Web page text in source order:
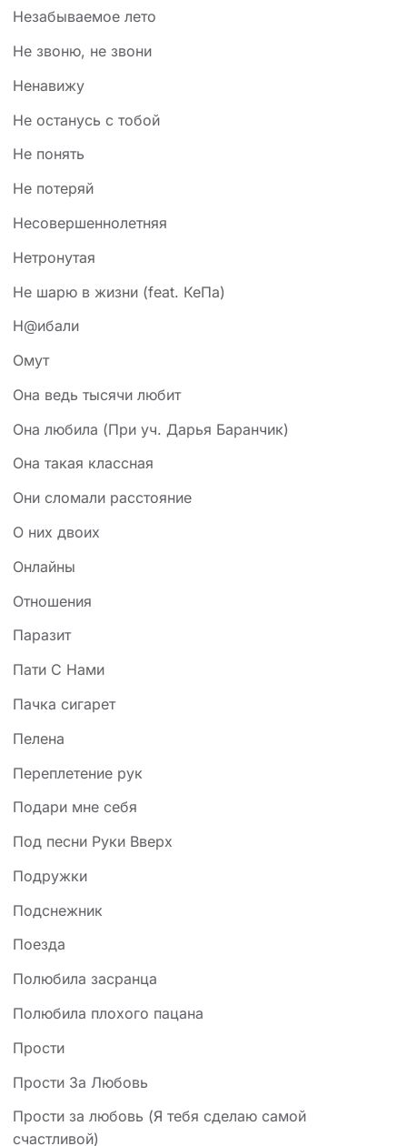
Незабываемое лето
Не звоню, не звони
Ненавижу
Не останусь с тобой
Не понять
Не потеряй
Несовершеннолетняя
Нетронутая
Не шарю в жизни (feat. КеПа)
Н@ибали
Омут
Она ведь тысячи любит
Она любила (При уч. Дарья Баранчик)
Она такая классная
Они сломали расстояние
О них двоих
Онлайны
Отношения
Паразит
Пати С Нами
Пачка сигарет
Пелена
Переплетение рук
Подари мне себя
Под песни Руки Вверх
Подружки
Подснежник
Поезда
Полюбила засранца
Полюбила плохого пацана
Прости
Прости За Любовь
Прости за любовь (Я тебя сделаю самой
счастливой)